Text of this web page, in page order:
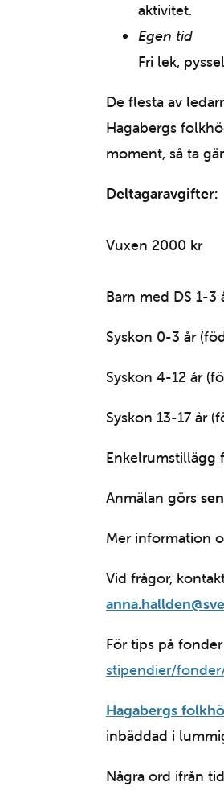
aktivitet.
Egen tid
Fri lek,
De flesta av
Hagabergs
moment, så ta
Deltagaravgifter:
Vuxen 2000 kr
Barn med DS 1-
Syskon 0-3 år
Syskon 4-12 år
Syskon 13-17 år
Enkelrumstillägg
Anmälan görs
Mer information
Vid frågor,
För tips på
stipendier/
Hagabergs
inbäddad i
Några ord ifrån